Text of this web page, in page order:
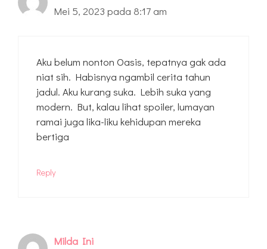
Mei 5, 2023 pada 8:17 am
Aku belum nonton Oasis, tepatnya gak ada
niat sih. Habisnya ngambil cerita tahun
jadul. Aku kurang suka. Lebih suka yang
modern. But, kalau lihat spoiler, lumayan
ramai juga lika-liku kehidupan mereka
bertiga
Reply
Milda Ini